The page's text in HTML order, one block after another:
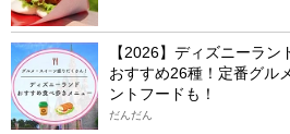
【2026】ディズニーラ
おすすめ26種！定番グル
ントフードも！
だんだん